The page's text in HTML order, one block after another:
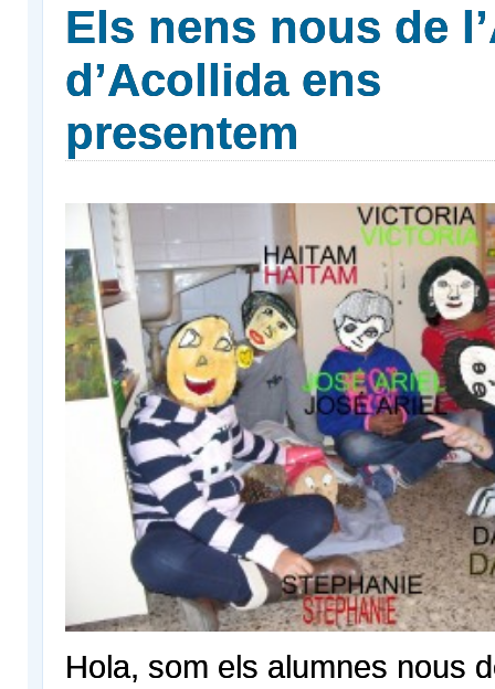
Els nens nous de
d’Acollida ens
presentem
Hola, som els alumnes nous